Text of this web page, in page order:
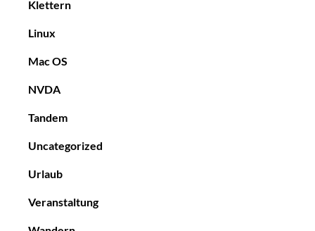
Klettern
Linux
Mac OS
NVDA
Tandem
Uncategorized
Urlaub
Veranstaltung